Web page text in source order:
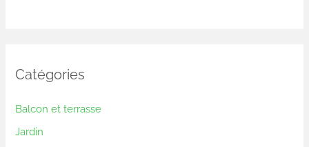
Catégories
Balcon et terrasse
Jardin